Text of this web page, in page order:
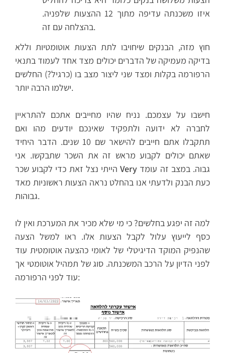
איזו משכנתה עדיפה מתוך 12 ההצעות שלפניה.
בהצלחה עם זה.
חוץ מזה, הבנקים שיחויבו לתת הצעות אוטומטיות וללא
בדיקה מעמיקה של הדברים יכולים מצד אחד לעמוד בתנאי
הרפורמה בקלות ומצד שני ליצור מצב בו (כרגיל?) החלשים
ישלמו הרבה יותר.
חישבו על עצמכם. נניח שהיו מחייבים אתכם להתראיין
לחברה לא ידועה ולתפקיד שאינכם יודעים מהו ואם
תתקבלו אתם חייבים להישאר שם 10 שנים. הדבר היחיד
שאתם יכולים לקבוע מראש זה את השכר שתבקשו. אני
הייתי נצל זאת כדי לקבוע שכרVery
כעת הבנק ולדעתי אנו בהחלט נראה הצעות ראשוניות מאד
גבוהות.
למה זה יפגע בחלשים? כי מי שלא מכיר את המערכת ואין לו
כסף לייעוץ עלול לקבל הצעות אלו. ראו למשל הצעה
שהנפיק המוקד הדיגיטלי של לאומי כהצעה אוטומטית עוד
לפני הדיון על הרכב המשכנתה. סוג של תמהיל אוטומטי אך
עוד לפני הרפורמה: